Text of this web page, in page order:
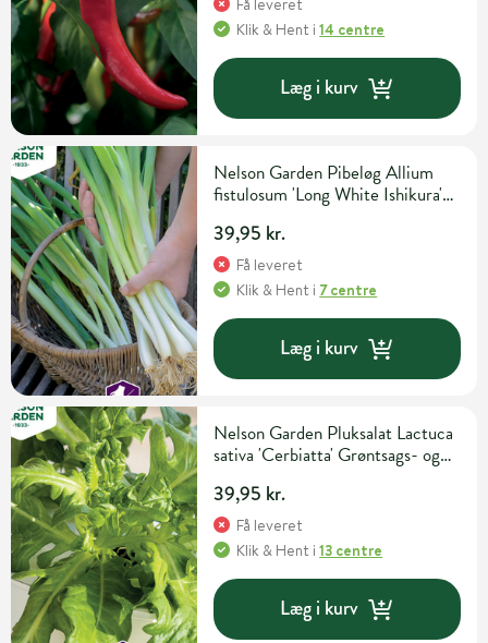
Klik & Hent i14 centre
Læg i kurv
Nelson Garden Pibeløg Allium
fistulosum 'Long White Ishikura'
39,95 kr.
Få leveret
Klik & Hent i 7 centre
Læg i kurv
Nelson Garden Pluksalat Lactuca
sativa 'Cerbiatta' Grøntsags- og
39,95 kr.
Få leveret
Klik & Hent i13 centre
Læg i kurv